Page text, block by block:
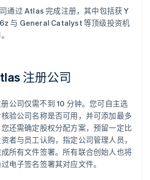
通过 Atlas 完成注册，其中包括获 Y
与 General Catalyst 等顶级投资机
注册公司
公司仅需不到 10 分钟。您可自主选
验公司名称是否可用，并可添加最多
还需确定股权分配方案，预留一定比
者与员工认购，指定公司管理人员，
所有文件签署。所有联合创始人也将
电子签名签署其对应文件。